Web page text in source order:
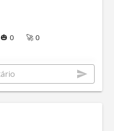
🎃 0 🚀 0